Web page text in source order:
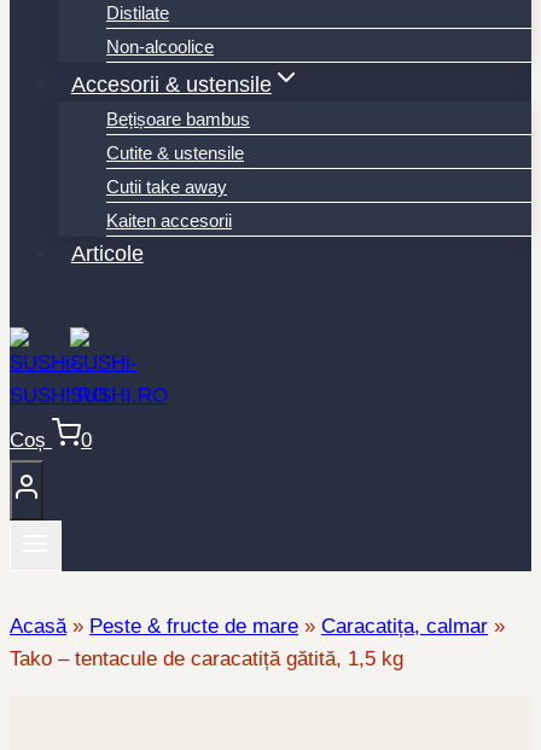
Distilate
Non-alcoolice
Accesorii & ustensile
Bețișoare bambus
Cutite & ustensile
Cutii take away
Kaiten accesorii
Articole
Coș 0
Acasă» Peste & fructe de mare » Caracatița, calmar »
Tako – tentacule de caracatiță gătită, 1,5 kg